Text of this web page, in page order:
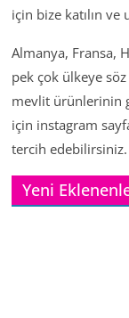
için bize katılın
Almanya, Fransa,
pek çok ülkeye
mevlit ürünlerinin
için instagram
tercih edebilirsiniz.
Yeni